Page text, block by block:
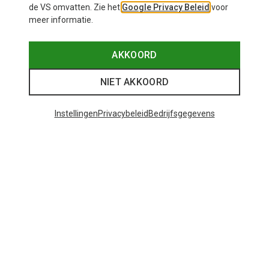
de VS omvatten. Zie het Google Privacy Beleid voor
meer informatie.
AKKOORD
NIET AKKOORD
InstellingenPrivacybeleid Bedrijfsgegevens